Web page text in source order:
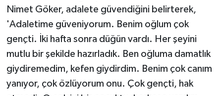
Nimet Göker, adalete güvendiğini belirterek,
'Adaletime güveniyorum. Benim oğlum çok
gençti. İki hafta sonra düğün vardı. Her şeyini
mutlu bir şekilde hazırladık. Ben oğluma damatlık
giydiremedim, kefen giydirdim. Benim çok canım
yanıyor, çok özlüyorum onu. Çok gençti, hak